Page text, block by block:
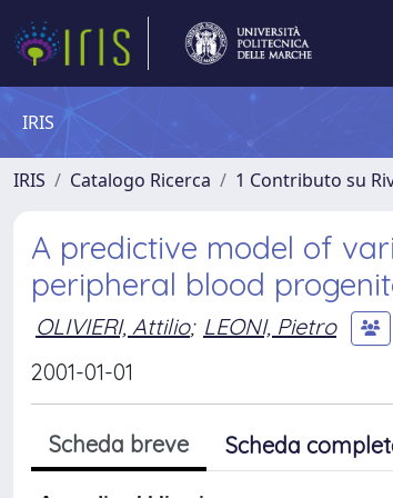
IRIS
IRIS Catalogo Ricerca 1 Contributo su
A predictive model of
peripheral blood
OLIVIERI, Attilio; LEONI, Pietro
2001-01-01
Scheda breve Scheda